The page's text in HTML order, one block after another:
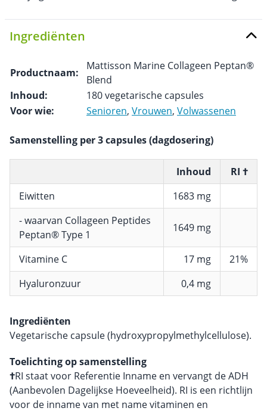
Ingrediënten
Productnaam:
Mattisson Marine Collageen Peptan®
Blend
Inhoud:
180 vegetarische capsules
Voor wie:
Senioren, Vrouwen, Volwassenen
Samenstelling per 3 capsules (dagdosering)
Inhoud
RI †
Eiwitten
1683 mg
- waarvan Collageen Peptides
Peptan® Type 1
1649 mg
Vitamine C 17 mg
21%
Hyaluronzuur
0,4 mg
Ingrediënten
Vegetarische capsule (hydroxypropylmethylcellulose).
Toelichting op samenstelling
†RI staat voor Referentie Inname en vervangt de ADH
(Aanbevolen Dagelijkse Hoeveelheid). RI is een richtlijn
voor de inname van met name vitaminen en